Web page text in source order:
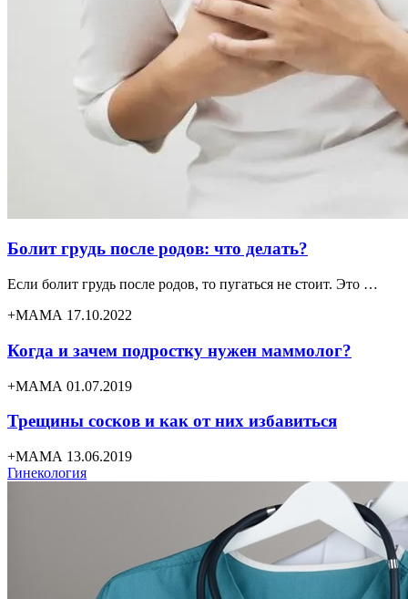
Болит грудь после родов: что делать?
Если болит грудь после родов, то пугаться не стоит. Это …
+МАМА 17.10.2022
Когда и зачем подростку нужен маммолог?
+МАМА 01.07.2019
Трещины сосков и как от них избавиться
+МАМА 13.06.2019
Гинекология